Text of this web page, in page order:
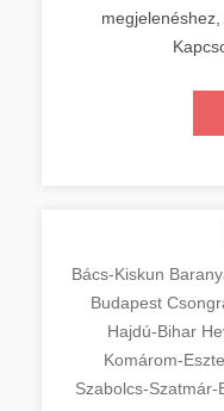
Bács-Kiskun
Budapest
Hajdú-Bihar
Komárom-
Szabolcs-Szatmár-